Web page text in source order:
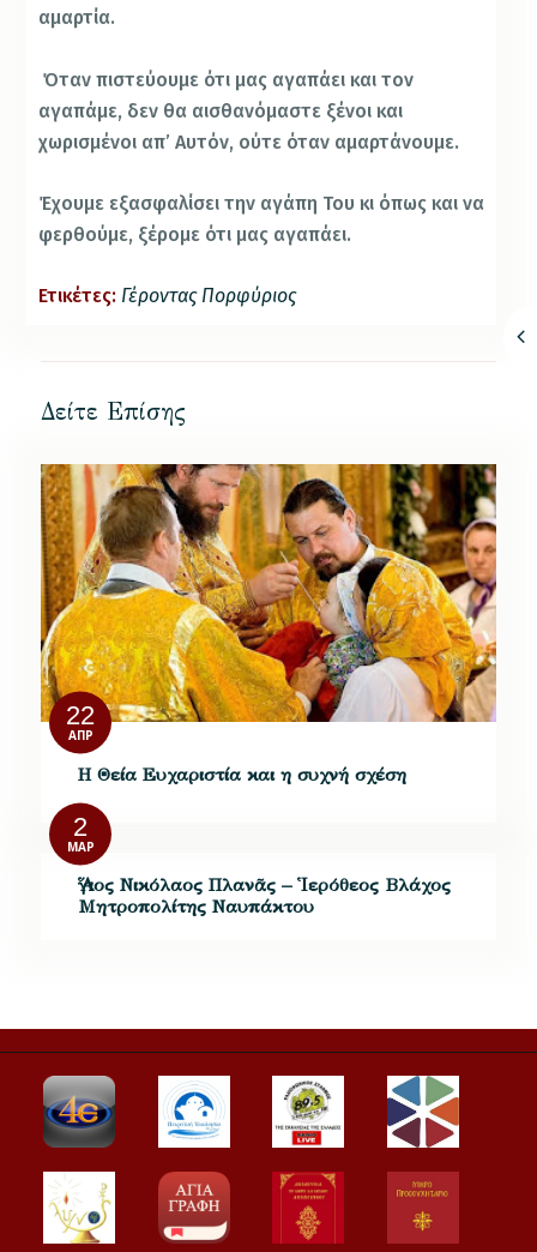
αμαρτία.
Όταν πιστεύουμε ότι μας αγαπάει και τον
αγαπάμε, δεν θα αισθανόμαστε ξένοι και
χωρισμένοι απ’ Αυτόν, ούτε όταν αμαρτάνουμε.
Έχουμε εξασφαλίσει την αγάπη Του κι όπως και να
φερθούμε, ξέρομε ότι μας αγαπάει.
Ετικέτες: Γέροντας Πορφύριος
Δείτε Επίσης
22
ΑΠΡ
Η Θεία Ευχαριστία και η συχνή σχέση
2
ΜΑΡ
Ἅγιος Νικόλαος Πλανᾶς – Ἱερόθεος Βλάχος
Μητροπολίτης Ναυπάκτου